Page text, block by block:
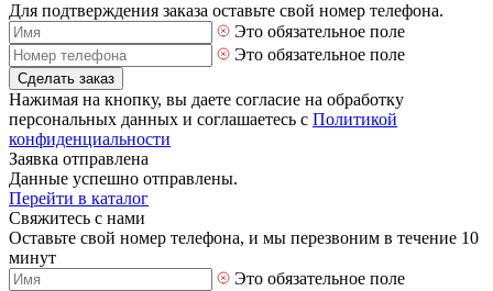
Для подтверждения заказа оставьте свой номер телефона.
Это обязательное поле
Это обязательное поле
Сделать заказ
Нажимая на кнопку, вы даете согласие на обработку
персональных данных и соглашаетесь с Политикой
конфиденциальности
Заявка отправлена
Данные успешно отправлены.
Перейти в каталог
Свяжитесь с нами
Оставьте свой номер телефона, и мы перезвоним в течение 10
минут
Это обязательное поле